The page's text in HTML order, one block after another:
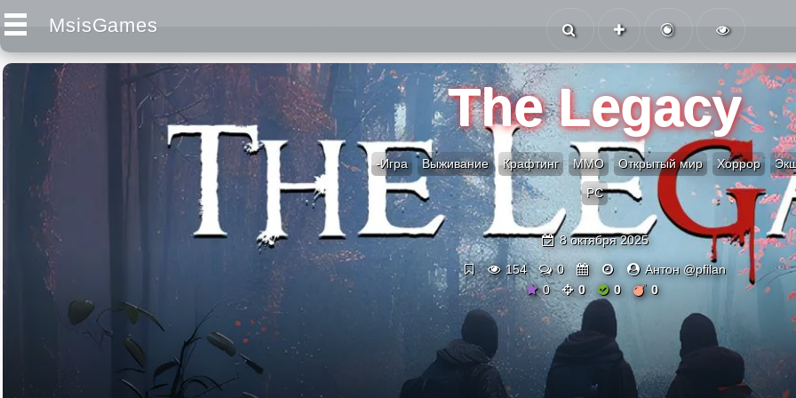
MsisGames
The Legacy
-Игра Выживание Крафтинг ММО Открытый мир Хоррор
PC
8 октября 2025
154 0
Антон @pfilan
0
0 0 0